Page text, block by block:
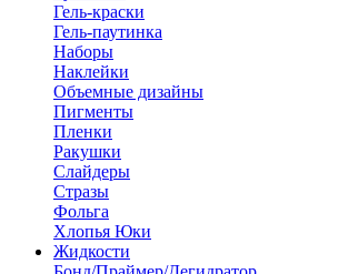
Гель-краски
Гель-паутинка
Наборы
Наклейки
Объемные дизайны
Пигменты
Пленки
Ракушки
Слайдеры
Стразы
Фольга
Хлопья Юки
Жидкости